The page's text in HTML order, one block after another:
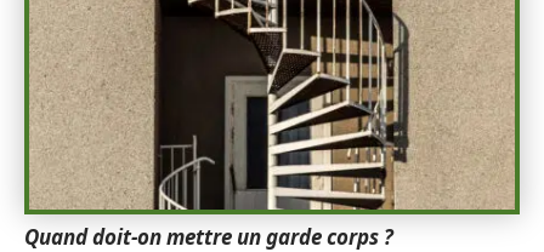
Quand doit-on mettre un garde corps ?